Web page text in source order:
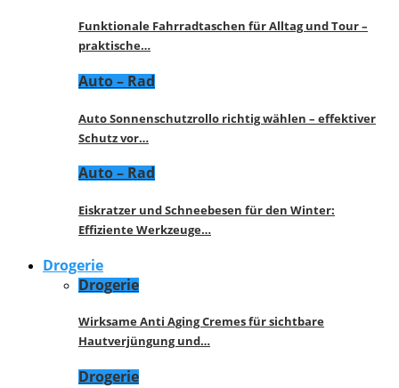
Funktionale Fahrradtaschen für Alltag und Tour –
praktische…
Auto – Rad
Auto Sonnenschutzrollo richtig wählen – effektiver
Schutz vor…
Auto – Rad
Eiskratzer und Schneebesen für den Winter:
Effiziente Werkzeuge…
Drogerie
Drogerie
Wirksame Anti Aging Cremes für sichtbare
Hautverjüngung und…
Drogerie